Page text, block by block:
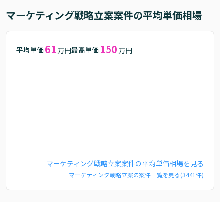
マーケティング戦略立案案件の平均単価相場
平均単価 61 万円最高単価 150 万円
マーケティング戦略立案案件の平均単価相場を見る
マーケティング戦略立案の案件一覧を見る(3441件)